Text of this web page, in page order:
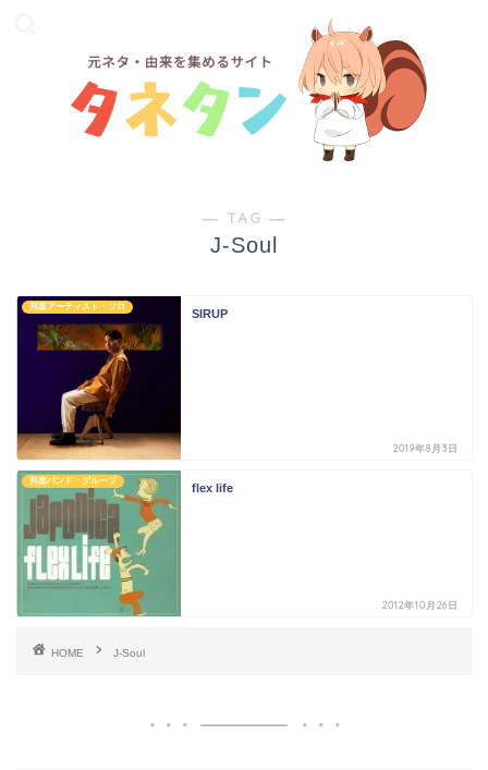
― TAG ―
J-Soul
邦楽アーティスト・ソロ
SIRUP
2019年8月3日
邦楽バンド・グループ
flex life
2012年10月26日
HOME J-Soul